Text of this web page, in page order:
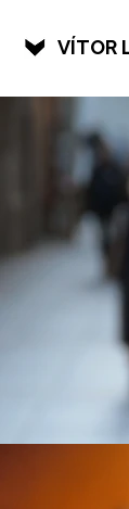
VÍTOR